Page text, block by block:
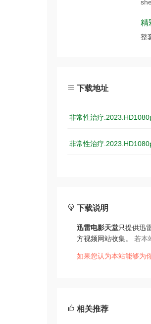
精
整
下载地址
非常性治疗
非常性治疗
下载说明
迅雷电影天堂只提供迅
方视频网站收集。 若本
如果您认为本站能够为
相关推荐